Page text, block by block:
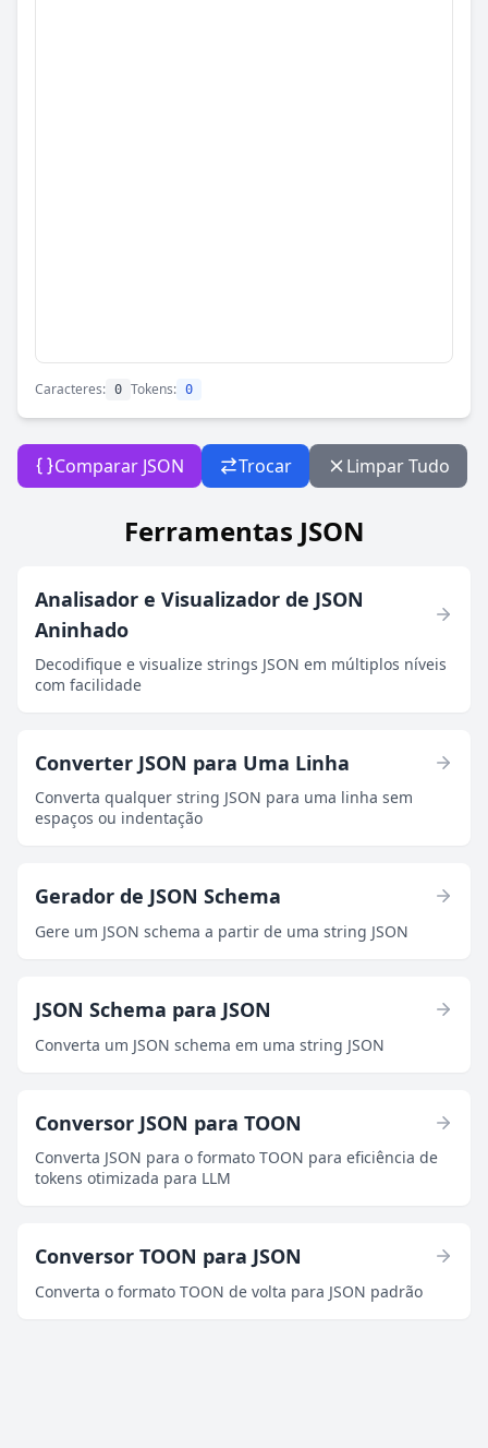
Caracteres: 0 Tokens: 0
Comparar JSON Trocar Limpar Tudo
Ferramentas JSON
Analisador e Visualizador de JSON
Aninhado
Decodifique e visualize strings JSON em múltiplos níveis
com facilidade
Converter JSON para Uma Linha
Converta qualquer string JSON para uma linha sem
espaços ou indentação
Gerador de JSON Schema
Gere um JSON schema a partir de uma string JSON
JSON Schema para JSON
Converta um JSON schema em uma string JSON
Conversor JSON para TOON
Converta JSON para o formato TOON para eficiência de
tokens otimizada para LLM
Conversor TOON para JSON
Converta o formato TOON de volta para JSON padrão